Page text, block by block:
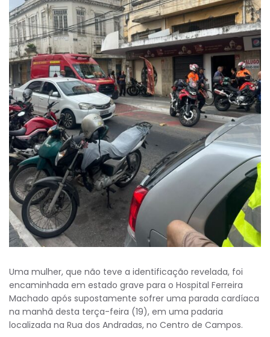
Uma mulher, que não teve a identificação revelada, foi
encaminhada em estado grave para o Hospital Ferreira
Machado após supostamente sofrer uma parada cardíaca
na manhã desta terça-feira (19), em uma padaria
localizada na Rua dos Andradas, no Centro de Campos.